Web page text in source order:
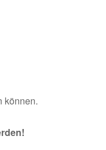
können.